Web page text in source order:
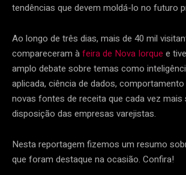
tendências que devem moldá-lo no futuro
Ao longo de três dias, mais de 40 mil
compareceram àfeira de Nova Iorque e
amplo debate sobre temas como
aplicada, ciência de dados,
novas fontes de receita que cada vez
disposição das empresas varejistas.
Nesta reportagem fizemos um resumo
que foram destaque na ocasião. Confira!